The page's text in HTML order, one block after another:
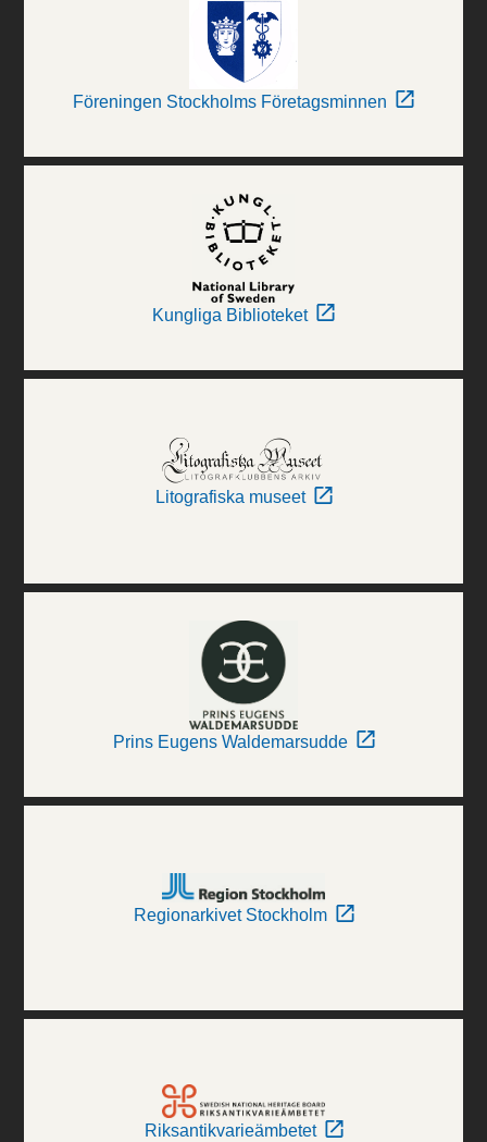
Föreningen Stockholms Företagsminnen
Kungliga Biblioteket
Litografiska museet
Prins Eugens Waldemarsudde
Regionarkivet Stockholm
Riksantikvarieämbetet